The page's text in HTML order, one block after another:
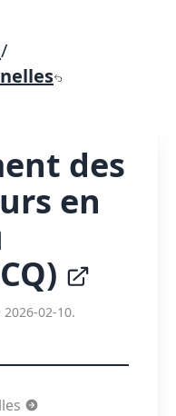
/
des
en
02-10.